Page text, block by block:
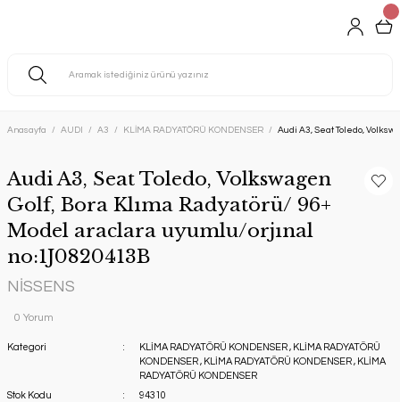
Anasayfa AUDI A3 KLİMA RADYATÖRÜ KONDENSER Audi A3, Seat Toledo,
Audi A3, Seat Toledo, Volkswagen
Golf, Bora Klıma Radyatörü/ 96+
Model araclara uyumlu/orjınal
no:1J0820413B
NİSSENS
0 Yorum
Kategori KLİMA RADYATÖRÜ KONDENSER , KLİMA RADYATÖRÜ
KONDENSER , KLİMA RADYATÖRÜ KONDENSER , KLİMA
RADYATÖRÜ KONDENSER
Stok Kodu
94310